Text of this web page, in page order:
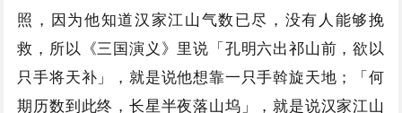
照，因为他知道汉家江山气数已尽，没有人能够挽
救，所以《三国演义》里说「孔明六出祁山前，欲以
只手将天补」，就是说他想靠一只手斡旋天地；「何
期历数到此终，长星半夜落山坞」，就是说汉家江山